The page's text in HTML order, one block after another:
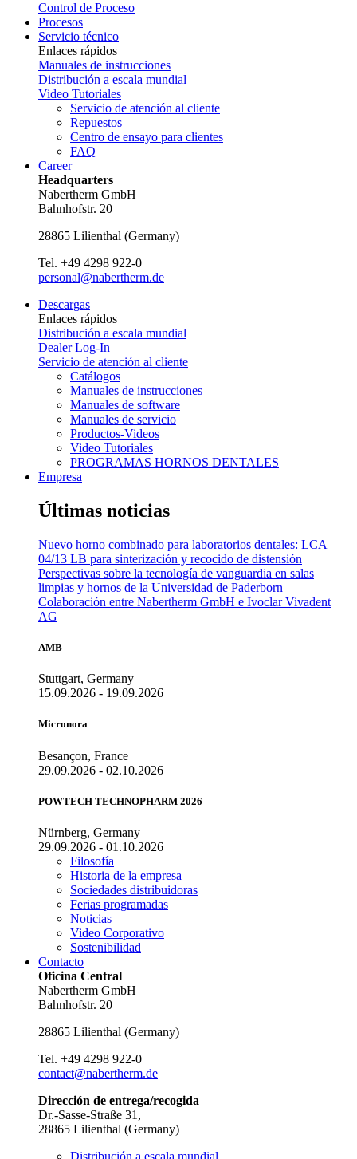
Control de Proceso
Procesos
Servicio técnico
Enlaces rápidos
Manuales de instrucciones
Distribución a escala mundial
Video Tutoriales
Servicio de atención al cliente
Repuestos
Centro de ensayo para clientes
FAQ
Career
Headquarters
Nabertherm GmbH
Bahnhofstr. 20
28865 Lilienthal (Germany)
Tel. +49 4298 922-0
personal@nabertherm.de
Descargas
Enlaces rápidos
Distribución a escala mundial
Dealer Log-In
Servicio de atención al cliente
Catálogos
Manuales de instrucciones
Manuales de software
Manuales de servicio
Productos-Videos
Video Tutoriales
PROGRAMAS HORNOS DENTALES
Empresa
Últimas noticias
Nuevo horno combinado para laboratorios dentales: LCA
04/13 LB para sinterización y recocido de distensión
Perspectivas sobre la tecnología de vanguardia en salas
limpias y hornos de la Universidad de Paderborn
Colaboración entre Nabertherm GmbH e Ivoclar Vivadent
AG
AMB
Stuttgart, Germany
15.09.2026 - 19.09.2026
Micronora
Besançon, France
29.09.2026 - 02.10.2026
POWTECH TECHNOPHARM 2026
Nürnberg, Germany
29.09.2026 - 01.10.2026
Filosofía
Historia de la empresa
Sociedades distribuidoras
Ferias programadas
Noticias
Video Corporativo
Sostenibilidad
Contacto
Oficina Central
Nabertherm GmbH
Bahnhofstr. 20
28865 Lilienthal (Germany)
Tel. +49 4298 922-0
contact@nabertherm.de
Dirección de entrega/recogida
Dr.-Sasse-Straße 31,
28865 Lilienthal (Germany)
Distribución a escala mundial